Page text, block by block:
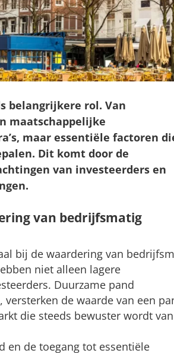
belangrijkere rol. Van
maatschappelijke
maar essentiële factoren
Dit komt door de
van investeerders en
van bedrijfsmatig
bij de waardering van
niet alleen lagere
Duurzame pand
de waarde van een
die steeds bewuster wordt van
en de toegang tot essentiële